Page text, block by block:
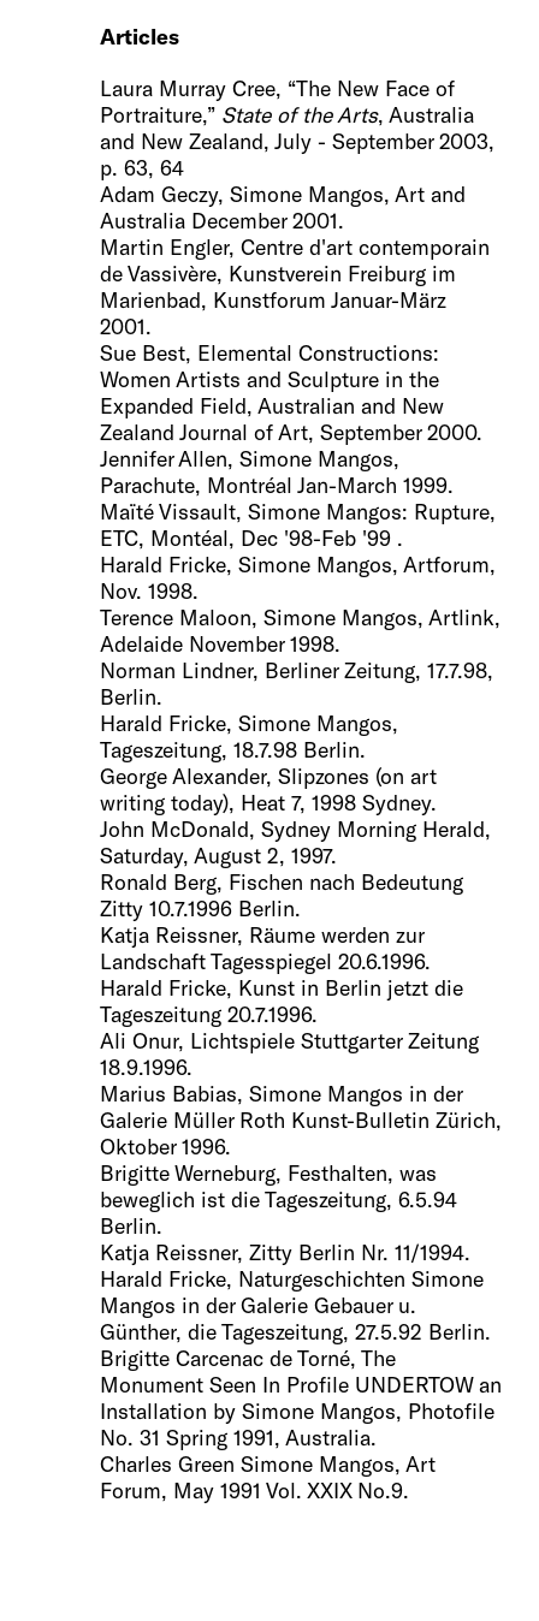
Articles
Laura Murray Cree, “The New Face of
Portraiture,” State of the Arts, Australia
and New Zealand, July - September 2003,
p. 63, 64
Adam Geczy, Simone Mangos, Art and
Australia December 2001.
Martin Engler, Centre d'art contemporain
de Vassivère, Kunstverein Freiburg im
Marienbad, Kunstforum Januar-März
2001.
Sue Best, Elemental Constructions:
Women Artists and Sculpture in the
Expanded Field, Australian and New
Zealand Journal of Art, September 2000.
Jennifer Allen, Simone Mangos,
Parachute, Montréal Jan-March 1999.
Maïté Vissault, Simone Mangos: Rupture,
ETC, Montéal, Dec '98-Feb '99 .
Harald Fricke, Simone Mangos, Artforum,
Nov. 1998.
Terence Maloon, Simone Mangos, Artlink,
Adelaide November 1998.
Norman Lindner, Berliner Zeitung, 17.7.98,
Berlin.
Harald Fricke, Simone Mangos,
Tageszeitung, 18.7.98 Berlin.
George Alexander, Slipzones (on art
writing today), Heat 7, 1998 Sydney.
John McDonald, Sydney Morning Herald,
Saturday, August 2, 1997.
Ronald Berg, Fischen nach Bedeutung
Zitty 10.7.1996 Berlin.
Katja Reissner, Räume werden zur
Landschaft Tagesspiegel 20.6.1996.
Harald Fricke, Kunst in Berlin jetzt die
Tageszeitung 20.7.1996.
Ali Onur, Lichtspiele Stuttgarter Zeitung
18.9.1996.
Marius Babias, Simone Mangos in der
Galerie Müller Roth Kunst-Bulletin Zürich,
Oktober 1996.
Brigitte Werneburg, Festhalten, was
beweglich ist die Tageszeitung, 6.5.94
Berlin.
Katja Reissner, Zitty Berlin Nr. 11/1994.
Harald Fricke, Naturgeschichten Simone
Mangos in der Galerie Gebauer u.
Günther, die Tageszeitung, 27.5.92 Berlin.
Brigitte Carcenac de Torné, The
Monument Seen In Profile UNDERTOW an
Installation by Simone Mangos, Photofile
No. 31 Spring 1991, Australia.
Charles Green Simone Mangos, Art
Forum, May 1991 Vol. XXIX No.9.